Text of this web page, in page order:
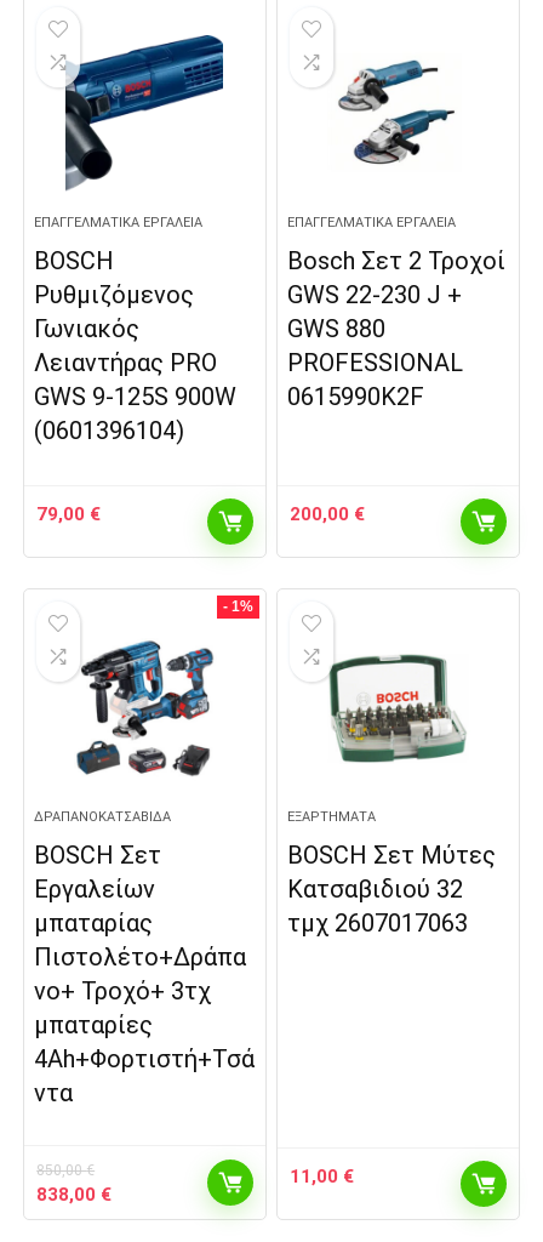
ΕΠΑΓΓΕΛΜΑΤΙΚΆ ΕΡΓΑΛΕΊΑ
BOSCH
Ρυθμιζόμενος
Γωνιακός
Λειαντήρας PRO
GWS 9-125S 900W
(0601396104)
79,00 €
ΕΠΑΓΓΕΛΜΑΤΙΚΆ ΕΡΓΑΛΕΊΑ
Bosch Σετ 2 Τροχοί
GWS 22-230 J +
GWS 880
PROFESSIONAL
0615990K2F
200,00 €
- 1%
ΔΡΑΠΑΝΟΚΑΤΣΆΒΙΔΑ
BOSCH Σετ
Εργαλείων
μπαταρίας
Πιστολέτο+Δράπα
νο+ Τροχό+ 3τχ
μπαταρίες
4Ah+Φορτιστή+Τσά
ντα
850,00€
Original
price
838,00 €Η
τρέχουσα
ΕΞΑΡΤΉΜΑΤΑ
BOSCH Σετ Μύτες
Κατσαβιδιού 32
τμχ 2607017063
11,00 €